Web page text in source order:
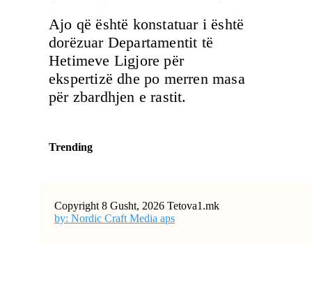
Ajo që është konstatuar i është
dorëzuar Departamentit të
Hetimeve Ligjore për
ekspertizë dhe po merren masa
për zbardhjen e rastit.
Trending
Copyright 8 Gusht, 2026 Tetova1.mk
by: Nordic Craft Media aps